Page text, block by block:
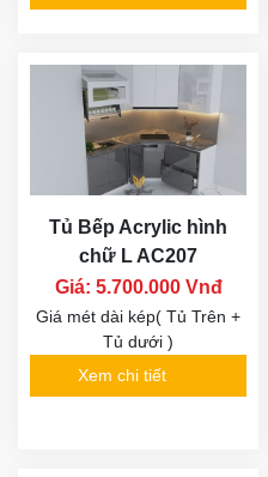
Tủ Bếp Acrylic hình
chữ L AC207
Giá: 5.700.000 Vnđ
Giá mét dài kép( Tủ Trên +
Tủ dưới )
Xem chi tiết